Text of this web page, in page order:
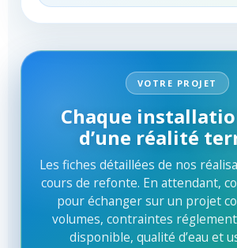
VOTRE PROJET
Chaque
d’une réalité
Les fiches détaillées de nos
cours de refonte. En attendant,
pour échanger sur un projet
volumes, contraintes
disponible, qualité d’eau et